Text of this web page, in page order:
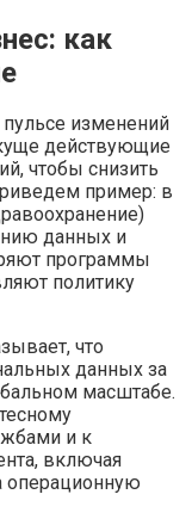
как
пульсе изменений
действующие
чтобы снизить
пример: в
данных и
программы
политику
что
данных за
масштабе.
и к
включая
операционную